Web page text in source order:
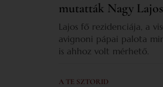
mutatták Nagy
Lajos fő rezidenciája, a
avignoni pápai palota
is ahhoz volt mérhető.
A TE SZTORID